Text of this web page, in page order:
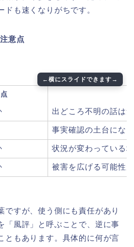
ドも速くなりがちです。
意点
出どころ不明の話は
事実確認の土台になる
状況が変わっている
被害を広げる可能性
ですが、使う側にも責任があり
「風評」と呼ぶことで、逆に事
ともあります。具体的に何が言